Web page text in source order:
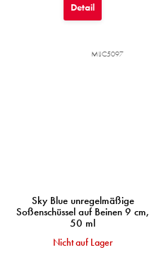
Detail
Sky Blue unregelmäßige
Soßenschüssel auf Beinen 9 cm,
50 ml
Nicht auf Lager
MIJC5097